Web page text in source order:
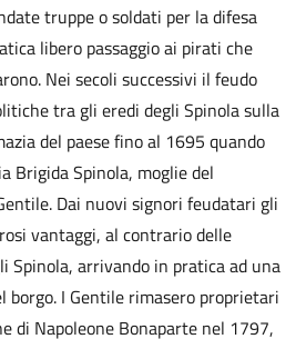
truppe o soldati per la difesa
libero passaggio ai pirati che
Nei secoli successivi il feudo
tra gli eredi degli Spinola sulla
del paese fino al 1695 quando
Brigida Spinola, moglie del
Dai nuovi signori feudatari gli
vantaggi, al contrario delle
Spinola, arrivando in pratica ad una
borgo. I Gentile rimasero proprietari
di Napoleone Bonaparte nel 1797,